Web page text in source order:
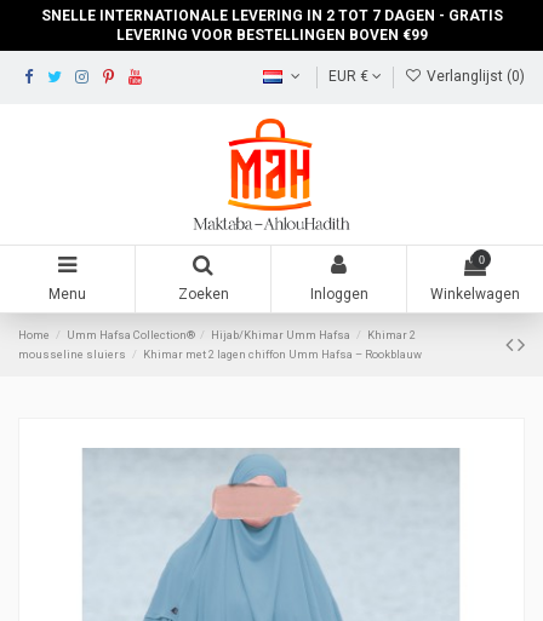
SNELLE INTERNATIONALE LEVERING IN 2 TOT 7 DAGEN - GRATIS
LEVERING VOOR BESTELLINGEN BOVEN €99
EUR € Verlanglijst (0)
Menu Zoeken Inloggen
0
Winkelwagen
Home Umm Hafsa Collection® Hijab/Khimar Umm Hafsa
Khimar 2
mousseline sluiers
Khimar met 2 lagen chiffon Umm Hafsa – Rookblauw